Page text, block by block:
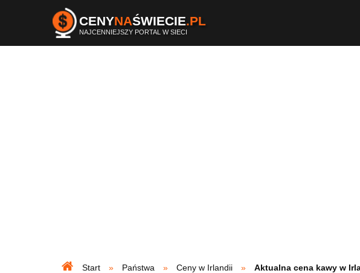
CENYNAŚWIECIE.PL
NAJCENNIEJSZY PORTAL W SIECI
Start Państwa Ceny w Irlandii Aktualna cena kawy w